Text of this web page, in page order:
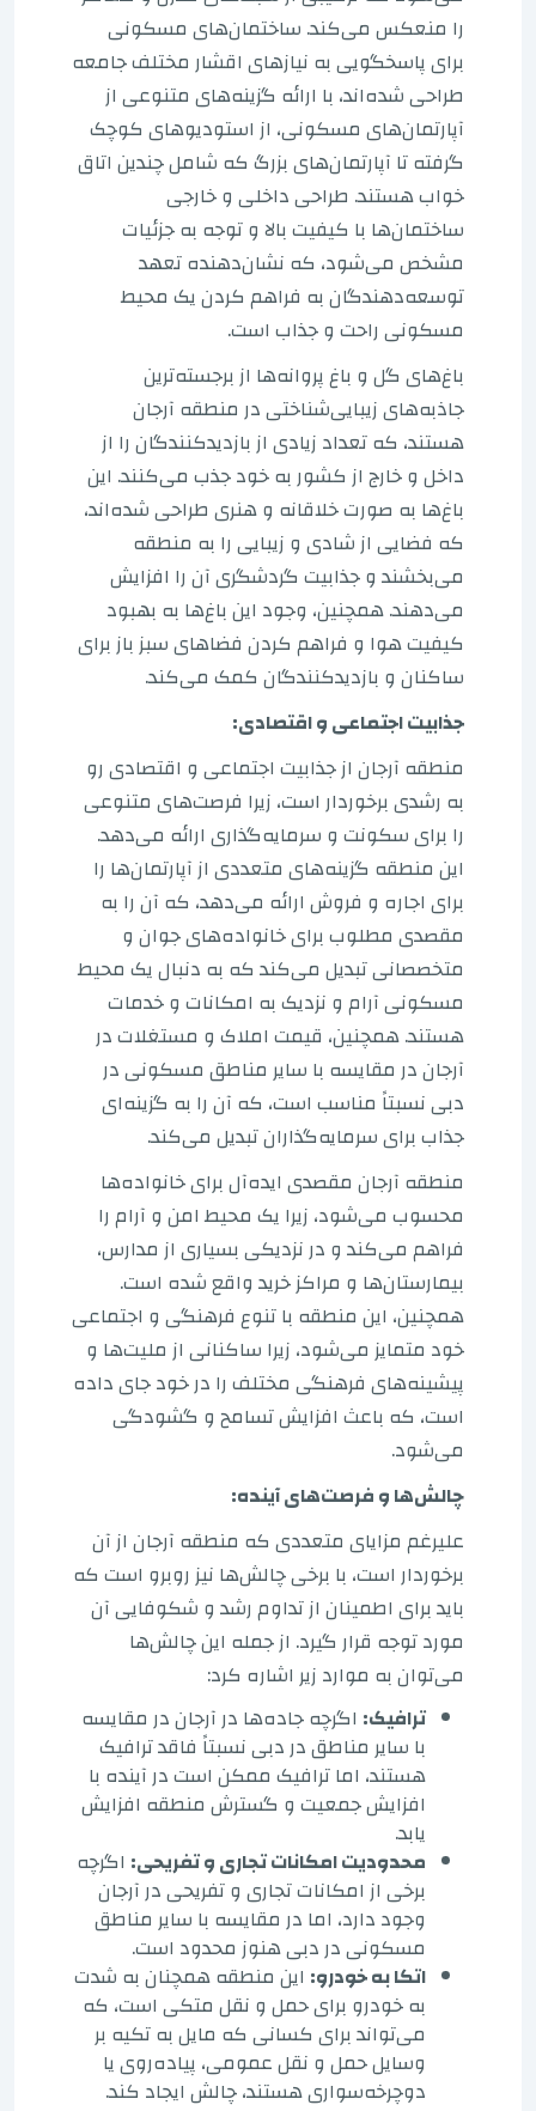
را منعکس می‌کند. ساختمان‌های مسکونی
برای پاسخگویی به نیازهای اقشار مختلف جامعه
طراحی شده‌اند، با ارائه گزینه‌های متنوعی از
آپارتمان‌های مسکونی، از استودیوهای کوچک
گرفته تا آپارتمان‌های بزرگ که شامل چندین اتاق
خواب هستند. طراحی داخلی و خارجی
ساختمان‌ها با کیفیت بالا و توجه به جزئیات
مشخص می‌شود، که نشان‌دهنده تعهد
توسعه‌دهندگان به فراهم کردن یک محیط
مسکونی راحت و جذاب است.
باغ‌های گل و باغ پروانه‌ها از برجسته‌ترین
جاذبه‌های زیبایی‌شناختی در منطقه آرجان
هستند، که تعداد زیادی از بازدیدکنندگان را از
داخل و خارج از کشور به خود جذب می‌کنند. این
باغ‌ها به صورت خلاقانه و هنری طراحی شده‌اند،
که فضایی از شادی و زیبایی را به منطقه
می‌بخشند و جذابیت گردشگری آن را افزایش
می‌دهند. همچنین، وجود این باغ‌ها به بهبود
کیفیت هوا و فراهم کردن فضاهای سبز باز برای
ساکنان و بازدیدکنندگان کمک می‌کند.
جذابیت اجتماعی و اقتصادی:
منطقه آرجان از جذابیت اجتماعی و اقتصادی رو
به رشدی برخوردار است، زیرا فرصت‌های متنوعی
را برای سکونت و سرمایه‌گذاری ارائه می‌دهد.
این منطقه گزینه‌های متعددی از آپارتمان‌ها را
برای اجاره و فروش ارائه می‌دهد، که آن را به
مقصدی مطلوب برای خانواده‌های جوان و
متخصصانی تبدیل می‌کند که به دنبال یک محیط
مسکونی آرام و نزدیک به امکانات و خدمات
هستند. همچنین، قیمت املاک و مستغلات در
آرجان در مقایسه با سایر مناطق مسکونی در
دبی نسبتاً مناسب است، که آن را به گزینه‌ای
جذاب برای سرمایه‌گذاران تبدیل می‌کند.
منطقه آرجان مقصدی ایده‌آل برای خانواده‌ها
محسوب می‌شود، زیرا یک محیط امن و آرام را
فراهم می‌کند و در نزدیکی بسیاری از مدارس،
بیمارستان‌ها و مراکز خرید واقع شده است.
همچنین، این منطقه با تنوع فرهنگی و اجتماعی
خود متمایز می‌شود، زیرا ساکنانی از ملیت‌ها و
پیشینه‌های فرهنگی مختلف را در خود جای داده
است، که باعث افزایش تسامح و گشودگی
می‌شود.
چالش‌ها و فرصت‌های آینده:
علیرغم مزایای متعددی که منطقه آرجان از آن
برخوردار است، با برخی چالش‌ها نیز روبرو است که
باید برای اطمینان از تداوم رشد و شکوفایی آن
مورد توجه قرار گیرد. از جمله این چالش‌ها
می‌توان به موارد زیر اشاره کرد:
ترافیک: اگرچه جاده‌ها در آرجان در مقایسه
با سایر مناطق در دبی نسبتاً فاقد ترافیک
هستند، اما ترافیک ممکن است در آینده با
افزایش جمعیت و گسترش منطقه افزایش
یابد.
محدودیت امکانات تجاری و تفریحی: اگرچه
برخی از امکانات تجاری و تفریحی در آرجان
وجود دارد، اما در مقایسه با سایر مناطق
مسکونی در دبی هنوز محدود است.
اتکا به خودرو: این منطقه همچنان به شدت
به خودرو برای حمل و نقل متکی است، که
می‌تواند برای کسانی که مایل به تکیه بر
وسایل حمل و نقل عمومی، پیاده‌روی یا
دوچرخه‌سواری هستند، چالش ایجاد کند.